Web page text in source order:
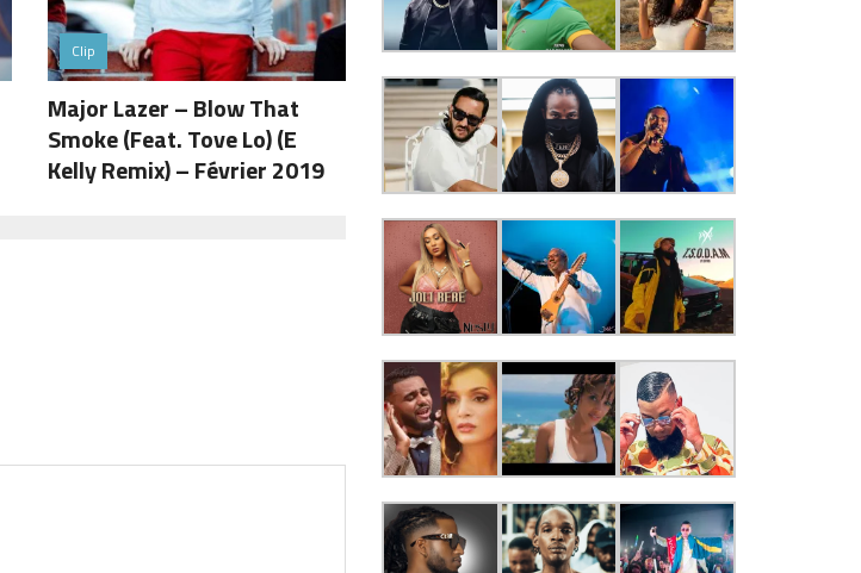
Clip
Major Lazer – Blow That
Smoke (Feat. Tove Lo) (E
Kelly Remix) – Février 2019